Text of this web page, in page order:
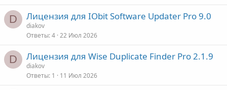
D Лицензия для IObit Software Updater Pro 9.0
diakov
Ответы 4 22 Июл 2026
D Лицензия для Wise Duplicate Finder Pro 2.1.9
diakov
Ответы 1 11 Июл 2026